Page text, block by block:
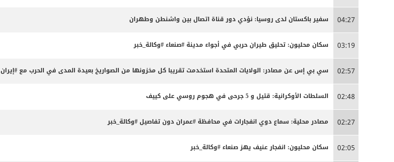
04:27 سفير باكستان لدى روسيا: نؤدي دور قناة اتصال بين واشنطن وطهران
03:19 سكان محليون: تحليق طيران حربي في أجواء مدينة #صنعاء #وكالة_خبر
02:57 سي بي إس عن مصادر: الولايات المتحدة استخدمت تقريبا كل مخزونها من الصواريخ بعيدة المدى في الحرب مع #إيران
02:48 السلطات الأوكرانية: قتيل و 5 جرحى في هجوم روسي على كييف
02:27 مصادر محلية: سماع دوي انفجارات في محافظة #عمران دون تفاصيل #وكالة_خبر
02:05 سكان محليون: انفجار عنيف يهز صنعاء #وكالة_خبر